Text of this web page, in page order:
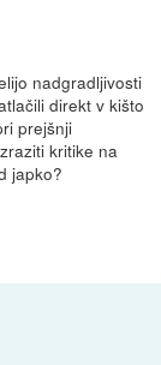
nadgradljivosti
direkt v kišto
prejšnji
kritike na
japko?